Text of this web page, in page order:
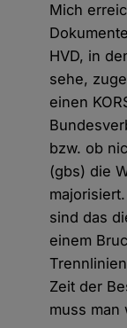
Mich
HVD, in
sehe,
einen
bzw. ob
(gbs) die
sind das
einem
Zeit der
muss man